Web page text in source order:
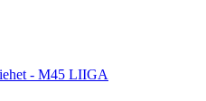
- M45 LIIGA